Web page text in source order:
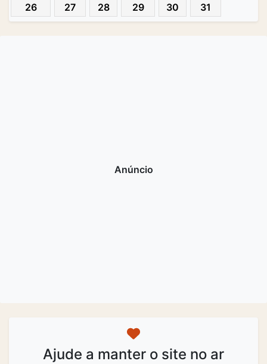
26
27 28 29 30 31
Ajude a manter o site no ar